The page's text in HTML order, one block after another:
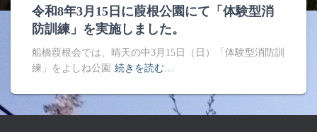
令和8年3月15日に葭根公園にて「体験型消
防訓練」を実施しました。
船橋葭根会では、晴天の中3月15日（日）「体験型消防訓
練」をよしね公園 続きを読む…